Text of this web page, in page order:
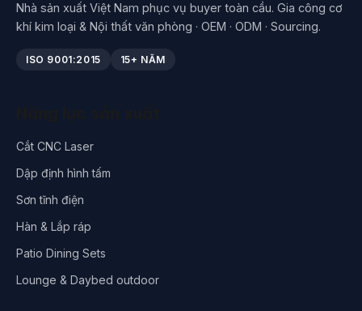
Nhà sản xuất Việt Nam phục vụ buyer toàn cầu. Gia công cơ
khí kim loại & Nội thất văn phòng · OEM · ODM · Sourcing.
ISO 9001:2015 15+ NĂM
Cắt CNC Laser
Dập định hình tấm
Sơn tĩnh điện
Hàn & Lắp ráp
Patio Dining Sets
Lounge & Daybed outdoor